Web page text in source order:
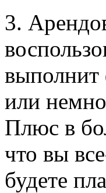
3.
выполнит
или
Плюс в
что вы
будете